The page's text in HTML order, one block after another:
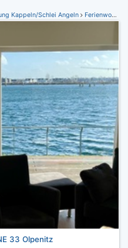
Kappeln/Schlei Angeln Ferienwohnung Ostseeresort Olpenitz
33 Olpenitz